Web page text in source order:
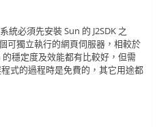
統必須先安裝 Sun 的 J2SDK 之
可獨立執行的網頁伺服器，相較於
的穩定度及效能都有比較好，但需
式的過程時是免費的，其它用途都